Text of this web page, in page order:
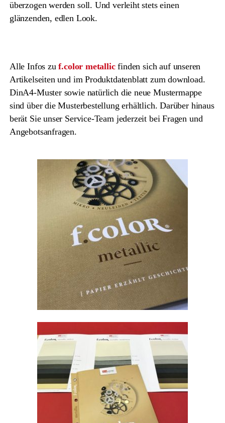
überzogen werden soll. Und verleiht stets einen
glänzenden, edlen Look.
Alle Infos zuf.color metallicfinden sich auf unseren
Artikelseiten und im Produktdatenblatt zum download.
DinA4-Muster sowie natürlich die neue Mustermappe
sind über die Musterbestellung erhältlich. Darüber hinaus
berät Sie unser Service-Team jederzeit bei Fragen und
Angebotsanfragen.